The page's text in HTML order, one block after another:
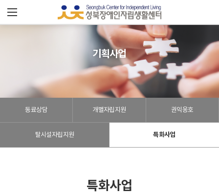
북
인
자
립
기획사업
동료상담 개별자립지원 권익옹호
탈시설자립지원 특화사업
특화사업